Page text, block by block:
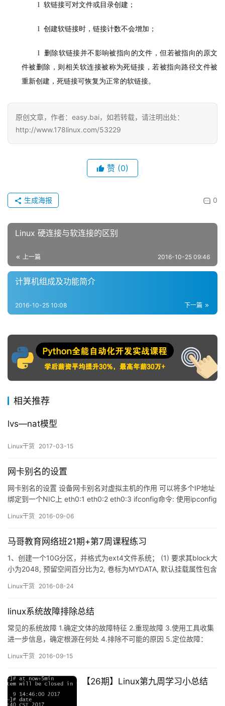
l 软链接可对文件或目录创建；
l 创建软链接时，链接计数不会增加；
l 删除软链接并不影响被指向的文件，但若被指向的原文
件被删除，则相关软连接被称为死链接，若被指向路径文件被
重新创建，死链接可恢复为正常的软链接。
原创文章，作者：easy.bai，如若转载，请注明出处：
http://www.178linux.com/53229
赞 (0)
0
生成海报
​Linux 硬连接与软连接的区别
上一篇 2016-10-25 09:46
计算机组成及功能简介
下一篇
2016-10-25 10:08
相关推荐
lvs—nat模型
Linux干货 2017-03-15
网卡别名的设置
网卡别名的设置 设备网卡别名对虚拟主机的作用 可以将多个IP地址
绑定到一个NIC上 eth0:1 eth0:2 eth0:3 ifconfig命令: 使用ipconfig
令来设置网卡别名 ipaddradd 172.16.1.2/…
Linux干货 2016-09-06
马哥教育网络班21期+第7周课程练习
1、创建一个10G分区，并格式为ext4文件系统； (1) 要求其block大
小为2048, 预留空间百分比为2, 卷标为MYDATA, 默认挂载属性包含
compatible mode is&n…
Linux干货 2016-08-24
linux系统故障排除总结
常见的系统故障 1.确定文体的故障特征 2.重现故障 3.使用工具收集
进一步信息，确定根源在何处 4.排除不可能的原因 5.定位故障：
Linux干货 2016-09-15
【26期】Linux第九周学习小总结